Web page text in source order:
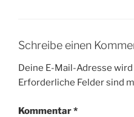
Schreibe einen
Deine E-Mail-Adresse
Erforderliche Felder sind
Kommentar*